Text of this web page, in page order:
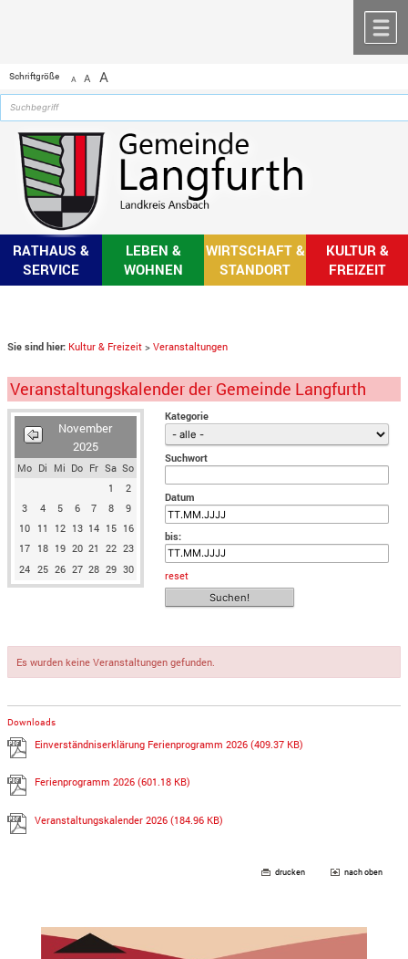
Schriftgröße A A A
RATHAUS &
SERVICE
LEBEN &
WOHNEN
WIRTSCHAFT &
STANDORT
KULTUR &
FREIZEIT
Sie sind hier: Kultur & Freizeit >Veranstaltungen
Veranstaltungskalender der Gemeinde Langfurth
November
2025
Mo Di Mi Do Fr Sa So
1
2
3
4 5 6 7 8
9
10 11 12 13 14 15 16
17 18 19 20 21 22 23
24 25 26 27 28 29 30
Kategorie
Suchwort
Datum
bis:
reset
Es wurden keine Veranstaltungen gefunden.
Downloads
Einverständniserklärung Ferienprogramm 2026(409.37 KB)
Ferienprogramm 2026(601.18 KB)
Veranstaltungskalender 2026(184.96 KB)
drucken nach oben